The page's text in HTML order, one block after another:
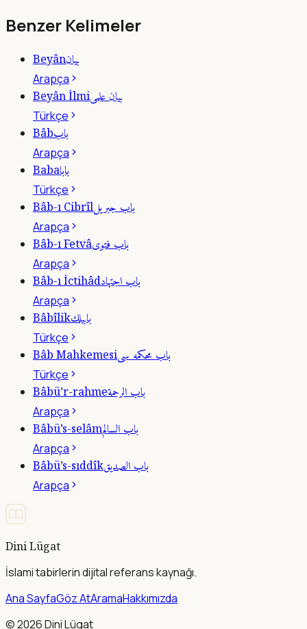
Benzer Kelimeler
Beyânبيان
Arapça
Beyân İlmiبيان علمى
Türkçe
Bâbباب
Arapça
Babaبابا
Türkçe
Bâb-ı Cibrîlباب جبريل
Arapça
Bâb-ı Fetvâباب فتوى
Arapça
Bâb-ı İctihâdباب اجتهاد
Arapça
Bâbîlikبابيلك
Türkçe
Bâb Mahkemesiباب محكمه سى
Türkçe
Bâbü’r-rahmeباب الرحمة
Arapça
Bâbü’s-selâmباب السالم
Arapça
Bâbü’s-sıddîkباب الصديق
Arapça
Dini Lügat
İslami tabirlerin dijital referans kaynağı.
Ana SayfaGöz AtAramaHakkımızda
©2026Dini Lügat